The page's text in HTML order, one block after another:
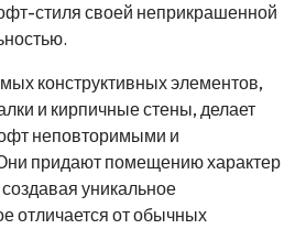
стиля своей неприкрашенной
конструктивных элементов,
и кирпичные стены, делает
неповторимыми и
придают помещению характер
уникальное
отличается от обычных